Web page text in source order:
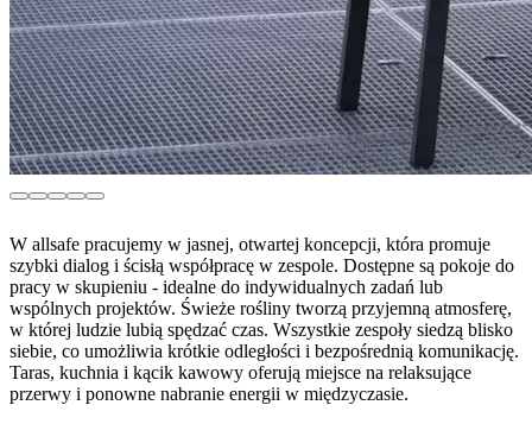
W allsafe pracujemy w jasnej, otwartej koncepcji, która promuje
szybki dialog i ścisłą współpracę w zespole. Dostępne są pokoje do
pracy w skupieniu - idealne do indywidualnych zadań lub
wspólnych projektów. Świeże rośliny tworzą przyjemną atmosferę,
w której ludzie lubią spędzać czas. Wszystkie zespoły siedzą blisko
siebie, co umożliwia krótkie odległości i bezpośrednią komunikację.
Taras, kuchnia i kącik kawowy oferują miejsce na relaksujące
przerwy i ponowne nabranie energii w międzyczasie.